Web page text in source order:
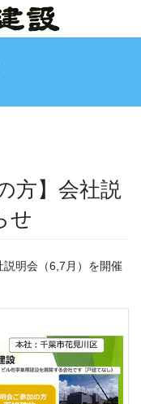
方】会社説
せ
明会（6,7月）を開催